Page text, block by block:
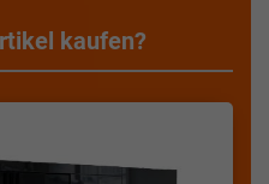
kaufen?